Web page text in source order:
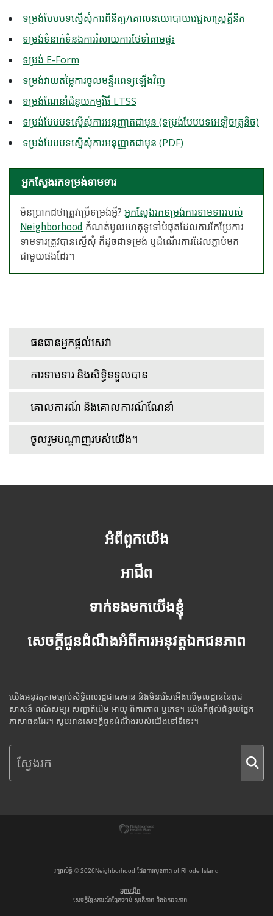
ទម្រង់បែបបទស្នើសុំការពិនិត្យ/គោលនយោបាយវេជ្ជសាស្ត្រគ្លីនិក
ទម្រង់ទំនាក់ទំនងការរំសាយការថែទាំតាមផ្ទះ
ទម្រង់ E-Form
ទម្រង់វាយតម្លៃការចូលមន្ទីរពេទ្យឡើងវិញ
ទម្រង់ណែនាំជំនួយកម្មវិធី LTSS
ទម្រង់បែបបទស្នើសុំការអនុញ្ញាតជាមុន (ទម្រង់បែបបទអេឡិចត្រូនិច)
ទម្រង់បែបបទស្នើសុំការអនុញ្ញាតជាមុន (PDF)
អ្នកស្វែងរកទម្រង់ទាមទារ
មិនប្រាកដថាត្រូវប្រើទម្រង់អ្វី? អ្នកស្វែងរកទម្រង់ការទាមទាររបស់
Neighborhood កំណត់មូលហេតុទូទៅបំផុតដែលការកែប្រែការ
ទាមទារត្រូវបានស្នើសុំ ក៏ដូចជាទម្រង់ ឬដំណើរការដែលភ្ជាប់មក
ជាមួយផងដែរ។
ធនធានអ្នកផ្តល់សេវា
ការទាមទារ និងសិទ្ធិទទួលបាន
គោលការណ៍ និងគោលការណ៍ណែនាំ
ចូលរួមបណ្តាញរបស់យើង។
អំពីពួកយើង
អាជីព
ទាក់ទងមកយើងខ្ញុំ
សេចក្តីជូនដំណឹងអំពីការអនុវត្តឯកជនភាព
យើងអនុវត្តតាមច្បាប់សិទ្ធិពលរដ្ឋជាធរមាន និងមិនរើសអើងលើមូលដ្ឋាននៃពូជ
សាសន៍ ពណ៌សម្បុរ សញ្ជាតិដើម អាយុ ពិការភាព ឬភេទ។ យើងក៏ផ្តល់ជំនួយផ្នែក
ភាសាផងដែរ។ សូមអានសេចក្តីជូនដំណឹងរបស់យើងនៅទីនេះ។
រក្សាសិទ្ធិ ©2026Neighborhood ផែនការសុខភាព of Rhode Island
អ្នកបង្កើត
សេចក្តីថ្លែងការណ៍ផ្នែកច្បាប់ សុវត្ថិភាព និងឯកជនភាព